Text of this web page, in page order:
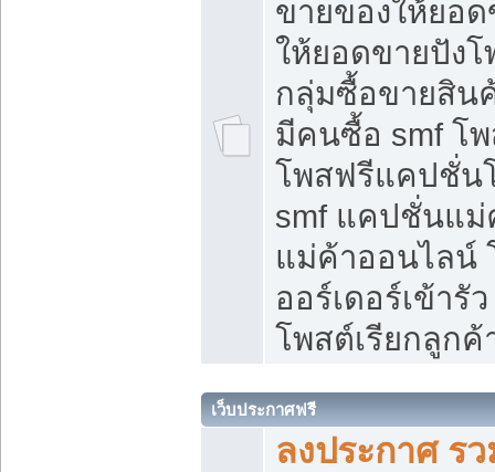
ขายของให้ยอ
ให้ยอดขายปัง
กลุ่มซื้อขายสิน
มีคนซื้อ smf โ
โพสฟรีแคปชั่น
smf แคปชั่นแ
แม่ค้าออนไลน์
ออร์เดอร์เข้ารั
โพสต์เรียกลูกค้
เว็บประกาศฟรี
ลงประกาศ ร